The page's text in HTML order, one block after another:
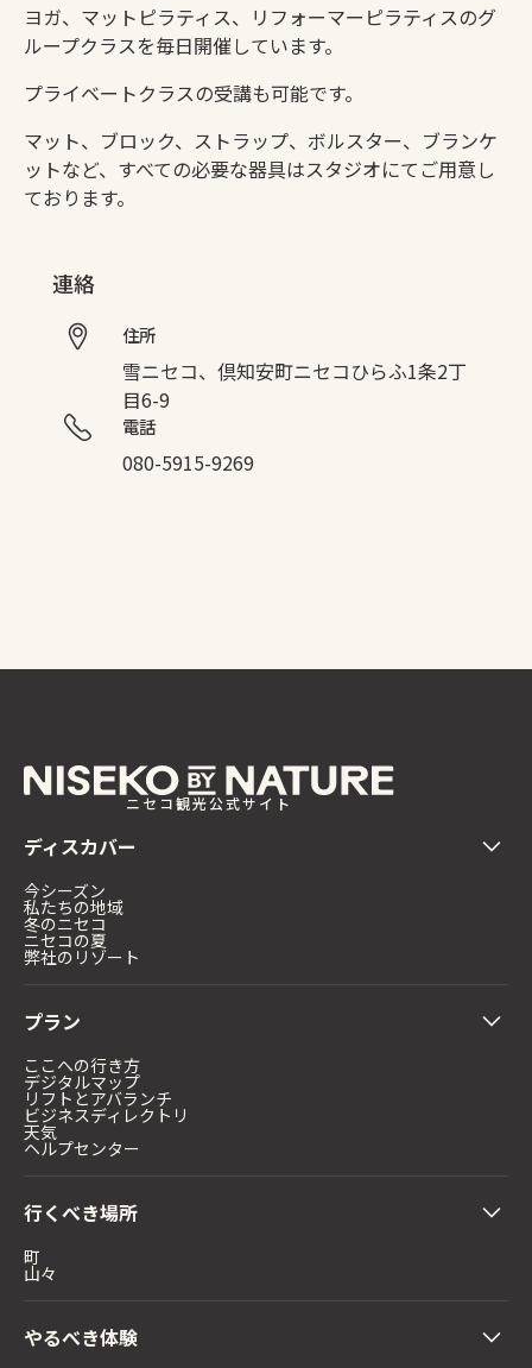
ヨガ、マットピラティス、リフォーマーピラティスのグ
ループクラスを毎日開催しています。
プライベートクラスの受講も可能です。
マット、ブロック、ストラップ、ボルスター、ブランケ
ットなど、すべての必要な器具はスタジオにてご用意し
ております。
連絡
住所
雪ニセコ、倶知安町ニセコひらふ1条2丁
目6-9
電話
080-5915-9269
ニセコ観光公式サイト
ディスカバー
今シーズン
私たちの地域
冬のニセコ
ニセコの夏
弊社のリゾート
プラン
ここへの行き方
デジタルマップ
リフトとアバランチ
ビジネスディレクトリ
天気
ヘルプセンター
行くべき場所
町
山々
やるべき体験